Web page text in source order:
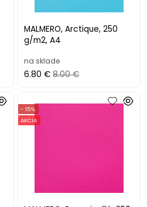
MALMERO, Arctique, 250
g/m2, A4
na sklade
6.80 € 8.00 €
- 15%
AKCIA